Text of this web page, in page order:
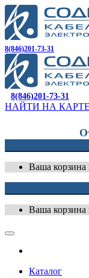
8(846)201-73-31
8(846)201-73-31
НАЙТИ НА КАРТЕ
Ваша корзина
Ваша корзина
Каталог